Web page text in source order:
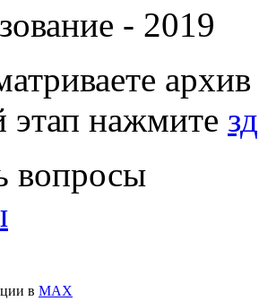
- 2019
этап нажмите
вопросы
в МАХ